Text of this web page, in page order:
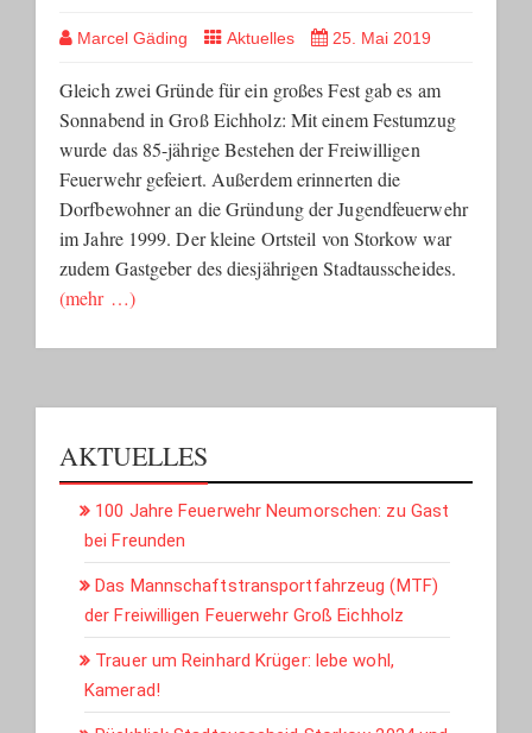
Marcel Gäding Aktuelles 25. Mai 2019
Gleich zwei Gründe für ein großes Fest gab es am
Sonnabend in Groß Eichholz: Mit einem Festumzug
wurde das 85-jährige Bestehen der Freiwilligen
Feuerwehr gefeiert. Außerdem erinnerten die
Dorfbewohner an die Gründung der Jugendfeuerwehr
im Jahre 1999. Der kleine Ortsteil von Storkow war
zudem Gastgeber des diesjährigen Stadtausscheides.
(mehr …)
AKTUELLES
100 Jahre Feuerwehr Neumorschen: zu Gast
bei Freunden
Das Mannschaftstransportfahrzeug (MTF)
der Freiwilligen Feuerwehr Groß Eichholz
Trauer um Reinhard Krüger: lebe wohl,
Kamerad!